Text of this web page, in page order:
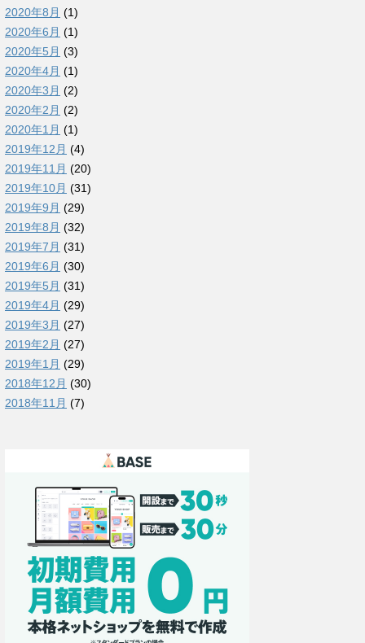
2020年8月 (1)
2020年6月 (1)
2020年5月 (3)
2020年4月 (1)
2020年3月 (2)
2020年2月 (2)
2020年1月 (1)
2019年12月 (4)
2019年11月 (20)
2019年10月 (31)
2019年9月 (29)
2019年8月 (32)
2019年7月 (31)
2019年6月 (30)
2019年5月 (31)
2019年4月 (29)
2019年3月 (27)
2019年2月 (27)
2019年1月 (29)
2018年12月 (30)
2018年11月 (7)